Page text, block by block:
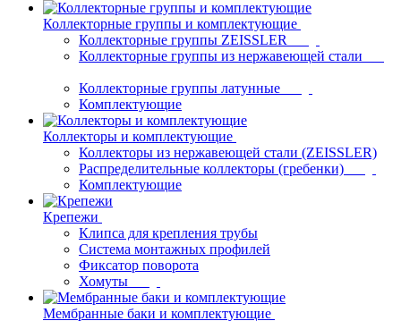
Коллекторные группы и комплектующие
Коллекторные группы ZEISSLER
Коллекторные группы из нержавеющей стали
Коллекторные группы латунные
Комплектующие
Коллекторы и комплектующие
Коллекторы из нержавеющей стали (ZEISSLER)
Распределительные коллекторы (гребенки)
Комплектующие
Крепежи
Клипса для крепления трубы
Система монтажных профилей
Фиксатор поворота
Хомуты
Мембранные баки и комплектующие